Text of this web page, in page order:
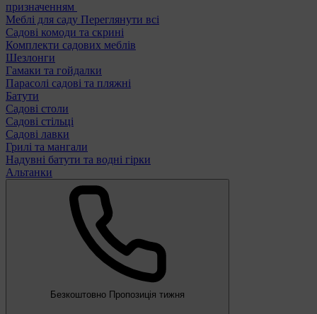
призначенням
Меблі для саду Переглянути всі
Садові комоди та скрині
Комплекти садових меблів
Шезлонги
Гамаки та гойдалки
Парасолі садові та пляжні
Батути
Садові столи
Садові стільці
Садові лавки
Грилі та мангали
Надувні батути та водні гірки
Альтанки
Безкоштовно Пропозиція тижня